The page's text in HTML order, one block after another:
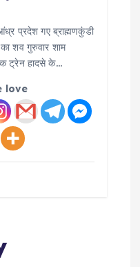
प्रदेश गए ब्राह्मणकुंडी
शव गुरुवार शाम
ट्रेन हादसे के…
love